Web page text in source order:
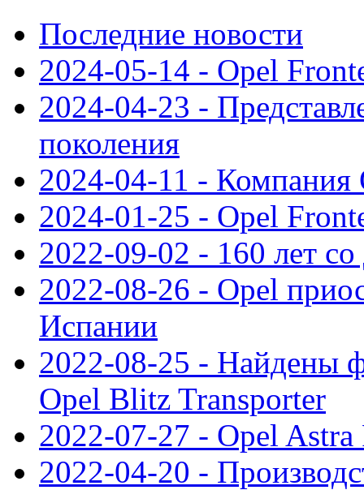
Последние новости
2024-05-14 - Opel
2024-04-23 -
поколения
2024-04-11 - Компания
2024-01-25 - Opel
2022-09-02 - 160 лет
2022-08-26 - Opel
Испании
2022-08-25 - Найдены
Opel Blitz Transporter
2022-07-27 - Opel
2022-04-20 -